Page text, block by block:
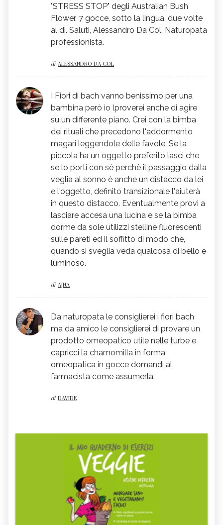
"STRESS STOP" degli Australian Bush
Flower, 7 gocce, sotto la lingua, due volte
al dì. Saluti, Alessandro Da Col, Naturopata
professionista.
di ALESSANDRO DA COL
I Fiori di bach vanno benissimo per una
bambina però io lproverei anche di agire
su un differente piano. Crei con la bimba
dei rituali che precedono l'addormento
magari leggendole delle favole. Se la
piccola ha un oggetto preferito lasci che
se lo porti con sè perchè il passaggio dalla
veglia al sonno è anche un distacco da lei
e l'oggetto, definito transizionale l'aiuterà
in questo distacco. Eventualmente provi a
lasciare accesa una lucina e se la bimba
dorme da sole utilizzi stelline fluorescenti
sulle pareti ed il soffitto di modo che,
quando si sveglia veda qualcosa di bello e
luminoso.
di AJNA
Da naturopata le consiglierei i fiori bach
ma da amico le consiglierei di provare un
prodotto omeopatico utile nelle turbe e
capricci la chamomilla in forma
omeopatica in gocce domandi al
farmacista come assumerla.
di DAVIDE